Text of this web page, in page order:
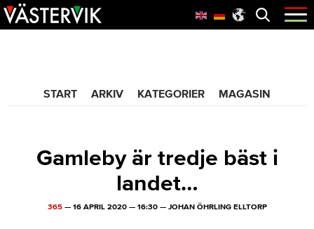
Hoppa
till
Skip
to
Hoppa
till
Öppna
menyn
START ARKIV KATEGORIER MAGASIN
Gamleby är tredje bäst i
landet…
365— 16 APRIL 2020— 16:30— JOHAN ÖHRLING ELLTORP